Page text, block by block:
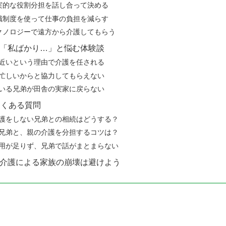
的な役割分担を話し合って決める
制度を使って仕事の負担を減らす
ノロジーで遠方から介護してもらう
私ばかり…」と悩む体験談
いという理由で介護を任される
しいからと協力してもらえない
る兄弟が田舎の実家に戻らない
ある質問
をしない兄弟との相続はどうする？
弟と、親の介護を分担するコツは？
が足りず、兄弟で話がまとまらない
護による家族の崩壊は避けよう